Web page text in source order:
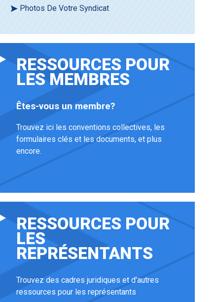
Photos De Votre Syndicat
RESSOURCES POUR
LES MEMBRES
Êtes-vous un membre?
Trouvez ici les conventions collectives, les
formulaires clés et les documents, et plus
encore.
RESSOURCES POUR
LES
REPRÉSENTANTS
Trouvez des cadres juridiques et d'autres
ressources pour les représentants